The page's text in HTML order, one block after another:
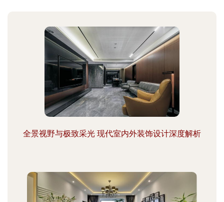
全景视野与极致采光 现代室内外装饰设计深度解析